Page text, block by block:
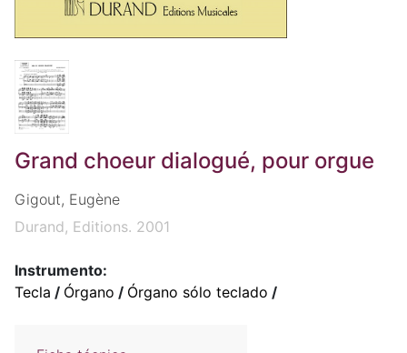
Grand choeur dialogué, pour orgue
Gigout, Eugène
Durand, Editions. 2001
Instrumento:
Tecla / Órgano / Órgano sólo teclado /